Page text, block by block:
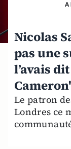
A
Nicolas
pas une
l’avais
Le patron
Londres ce